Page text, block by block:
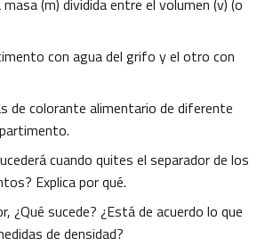
(m) dividida entre el volumen (v) (o
con agua del grifo y el otro con
de colorante alimentario de diferente
cuando quites el separador de los
Explica por qué.
¿Qué sucede? ¿Está de acuerdo lo que
de densidad?